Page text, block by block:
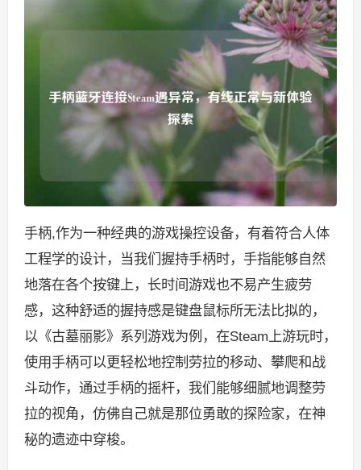
手柄,作为一种经典的游戏操控设备，有着符合人体
工程学的设计，当我们握持手柄时，手指能够自然
地落在各个按键上，长时间游戏也不易产生疲劳
感，这种舒适的握持感是键盘鼠标所无法比拟的，
以《古墓丽影》系列游戏为例，在Steam上游玩时，
使用手柄可以更轻松地控制劳拉的移动、攀爬和战
斗动作，通过手柄的摇杆，我们能够细腻地调整劳
拉的视角，仿佛自己就是那位勇敢的探险家，在神
秘的遗迹中穿梭。